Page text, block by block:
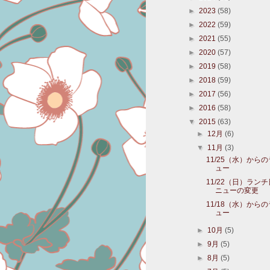
► 2023 (58)
► 2022 (59)
► 2021 (55)
► 2020 (57)
► 2019 (58)
► 2018 (59)
► 2017 (56)
► 2016 (58)
▼ 2015 (63)
► 12月(6)
▼ 11月(3)
11/25（水）からの
ュー
11/22（日）ランチ
ニューの変更
11/18（水）からの
ュー
► 10月(5)
►9月(5)
►8月(5)